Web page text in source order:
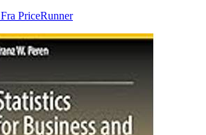
Fra PriceRunner